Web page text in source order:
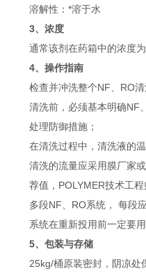
溶解性：*溶于水
3、浓度
通常该剂在药箱中的浓度
4、操作指南
检查并冲洗整个NF、RO
清洗前，必须基本明确NF
处理防御措施；
在清洗过程中，清洗液的
清洗的流量应采用膜厂家
荐值，POLYMER技术工
多段NF、RO系统， 每段
系统在重新投用前一定要
5、包装与存储
25kg/桶原装密封，阴凉处